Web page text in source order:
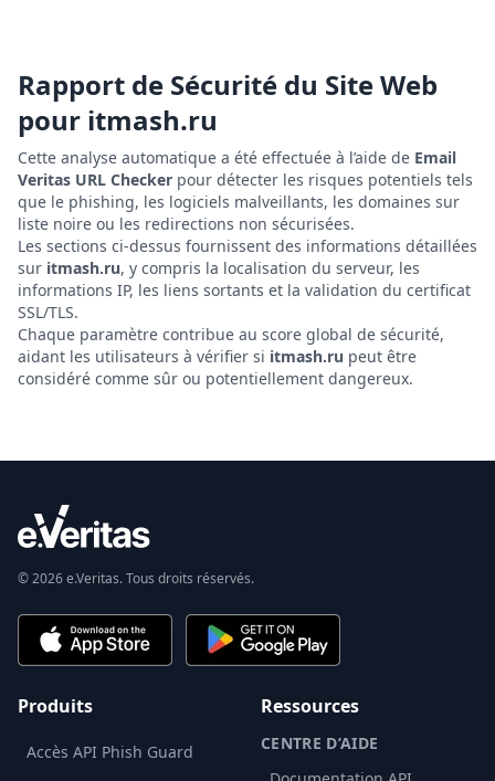
Rapport de Sécurité du Site Web
pour itmash.ru
Cette analyse automatique a été effectuée à l’aide de Email
Veritas URL Checker pour détecter les risques potentiels tels
que le phishing, les logiciels malveillants, les domaines sur
liste noire ou les redirections non sécurisées.
Les sections ci-dessus fournissent des informations détaillées
sur itmash.ru, y compris la localisation du serveur, les
informations IP, les liens sortants et la validation du certificat
SSL/TLS.
Chaque paramètre contribue au score global de sécurité,
aidant les utilisateurs à vérifier si itmash.ru peut être
considéré comme sûr ou potentiellement dangereux.
© 2026 e.Veritas. Tous droits réservés.
Produits
Accès API Phish Guard
Ressources
CENTRE D’AIDE